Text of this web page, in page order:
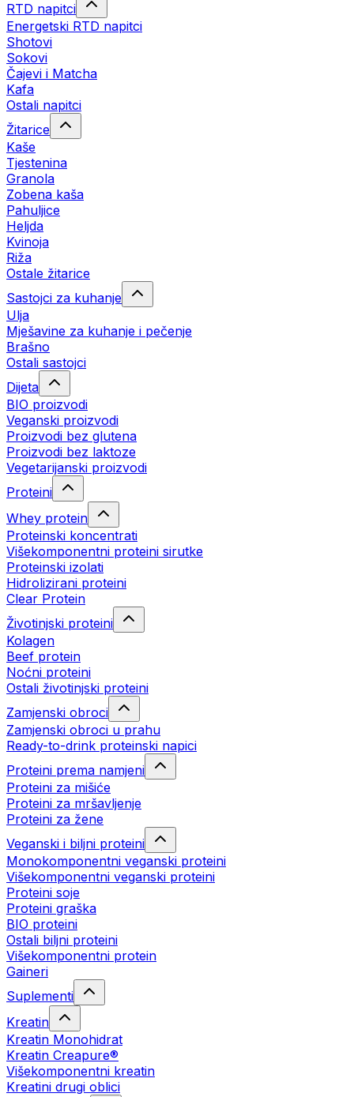
RTD napitci
Energetski RTD napitci
Shotovi
Sokovi
Čajevi i Matcha
Kafa
Ostali napitci
Žitarice
Kaše
Tjestenina
Granola
Zobena kaša
Pahuljice
Heljda
Kvinoja
Riža
Ostale žitarice
Sastojci za kuhanje
Ulja
Mješavine za kuhanje i pečenje
Brašno
Ostali sastojci
Dijeta
BIO proizvodi
Veganski proizvodi
Proizvodi bez glutena
Proizvodi bez laktoze
Vegetarijanski proizvodi
Proteini
Whey protein
Proteinski koncentrati
Višekomponentni proteini sirutke
Proteinski izolati
Hidrolizirani proteini
Clear Protein
Životinjski proteini
Kolagen
Beef protein
Noćni proteini
Ostali životinjski proteini
Zamjenski obroci
Zamjenski obroci u prahu
Ready-to-drink proteinski napici
Proteini prema namjeni
Proteini za mišiće
Proteini za mršavljenje
Proteini za žene
Veganski i biljni proteini
Monokomponentni veganski proteini
Višekomponentni veganski proteini
Proteini soje
Proteini graška
BIO proteini
Ostali biljni proteini
Višekomponentni protein
Gaineri
Suplementi
Kreatin
Kreatin Monohidrat
Kreatin Creapure®
Višekomponentni kreatin
Kreatini drugi oblici